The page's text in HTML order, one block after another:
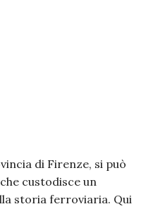
di Firenze, si può
che custodisce un
storia ferroviaria. Qui